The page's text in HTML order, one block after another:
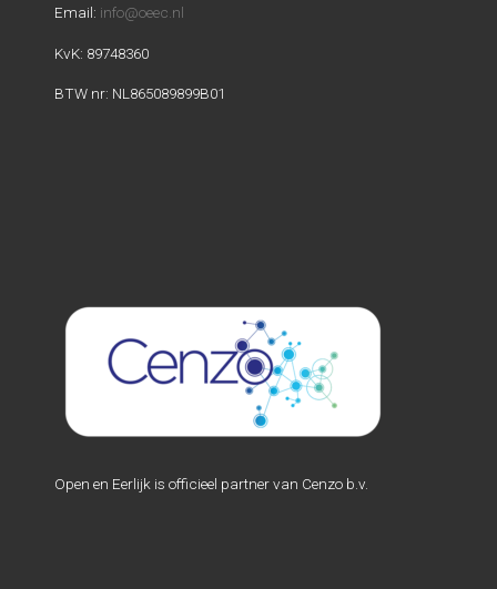
Email: info@oeec.nl
KvK: 89748360
BTW nr: NL865089899B01
Open en Eerlijk is officieel partner van Cenzo b.v.